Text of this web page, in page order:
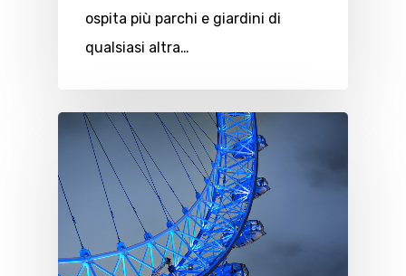
ospita più parchi e giardini di
qualsiasi altra…